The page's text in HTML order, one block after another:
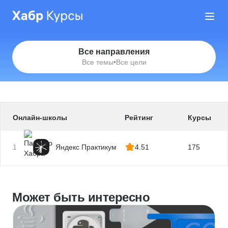
Все направления
Все темы•Все цели
Онлайн-школы Рейтинг Курсы
1 Яндекс Практикум 4.51 175
Может быть интересно